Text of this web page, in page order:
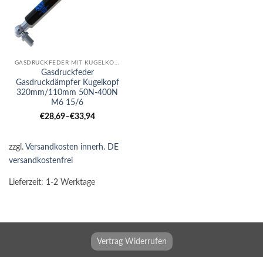
GASDRUCKFEDER MIT KUGELKOPF
Gasdruckfeder
Gasdruckdämpfer Kugelkopf
320mm/110mm 50N-400N
M6 15/6
€28,69–€33,94
zzgl. Versandkosten innerh. DE
versandkostenfrei
Lieferzeit: 1-2 Werktage
Vertrag Widerrufen